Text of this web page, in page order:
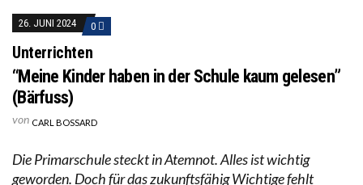
26. JUNI 2024 0
Unterrichten
“Meine Kinder haben in der Schule kaum gelesen”
(Bärfuss)
von CARL BOSSARD
Die Primarschule steckt in Atemnot. Alles ist wichtig
geworden. Doch für das zukunftsfähig Wichtige fehlt